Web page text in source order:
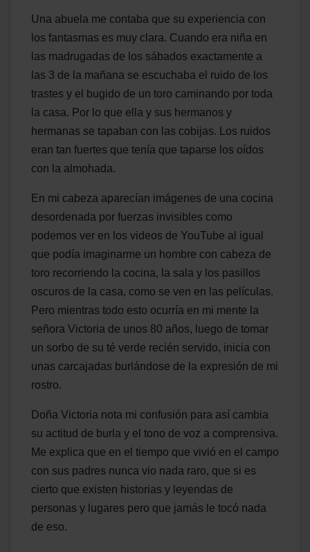
Una abuela me contaba que su experiencia con
los fantasmas es muy clara. Cuando era niña en
las madrugadas de los sábados exactamente a
las 3 de la mañana se escuchaba el ruido de los
trastes y el bugido de un toro caminando por toda
la casa. Por lo que ella y sus hermanos y
hermanas se tapaban con las cobijas. Los ruidos
eran tan fuertes que tenía que taparse los oídos
con la almohada.
En mi cabeza aparecían imágenes de una cocina
desordenada por fuerzas invisibles como
podemos ver en los videos de YouTube al igual
que podía imaginarme un hombre con cabeza de
toro recorriendo la cocina, la sala y los pasillos
oscuros de la casa, como se ven en las películas.
Pero mientras todo esto ocurría en mi mente la
señora Victoria de unos 80 años, luego de tomar
un sorbo de su té verde recién servido, inicia con
unas carcajadas burlándose de la expresión de mi
rostro.
Doña Victoria nota mi confusión para así cambia
su actitud de burla y el tono de voz a comprensiva.
Me explica que en el tiempo que vivió en el campo
con sus padres nunca vio nada raro, que si es
cierto que existen historias y leyendas de
personas y lugares pero que jamás le tocó nada
de eso.